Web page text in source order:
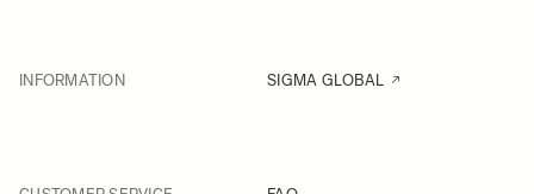
INFORMATION SIGMA GLOBAL